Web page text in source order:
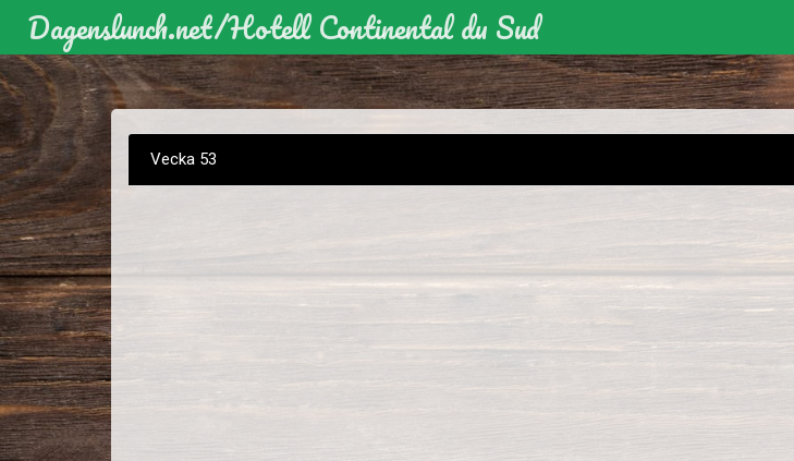
Dagenslunch.net/Hotell Continental du Sud
Vecka 53